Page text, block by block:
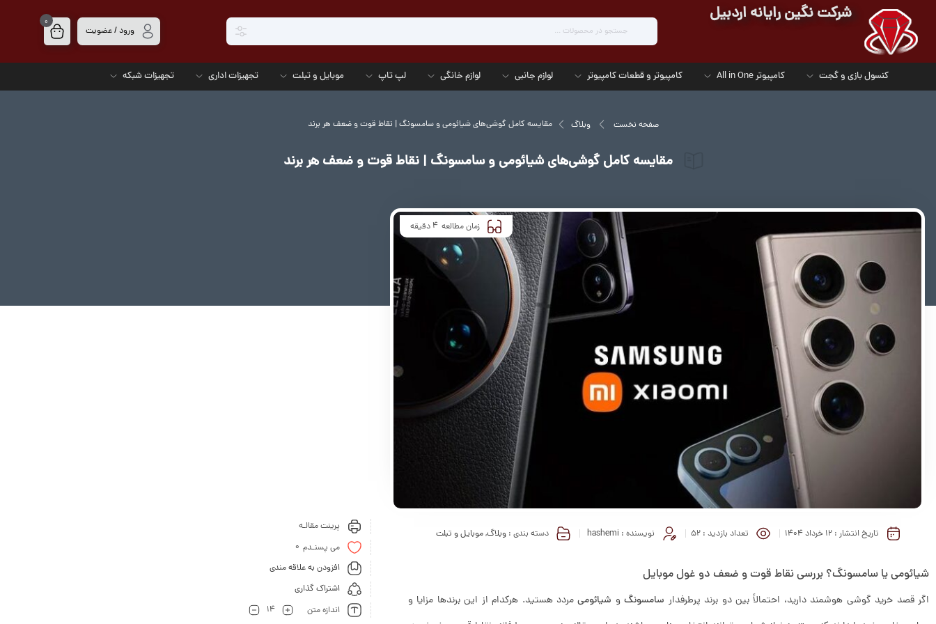
شرکت نگین رایانه اردبیل
ورود / عضویت
0
کنسول بازی و گجت کامپیوتر All in One کامپیوتر و قطعات کامپیوتر لوازم جانبی لوازم خانگی لپ تاپ موبایل و تبلت تجهیزات اداری تجهیزات شبکه
صفحه نخست وبلاگ مقایسه کامل گوشی‌های شیائومی و سامسونگ | نقاط قوت و ضعف هر برند
مقایسه کامل گوشی‌های شیائومی و سامسونگ | نقاط قوت و ضعف هر برند
زمان مطالعه 4 دقیقه
تاریخ انتشار : ۱۲ خرداد ۱۴۰۴ تعداد بازدید : 52 نویسنده : hashemi دسته بندی : وبلاگ,موبایل و تبلت
پرینت مقالـه
می پسنـدم 0
افزودن به علاقه مندی
اشتراک گذاری
اندازه متن
14
شیائومی یا سامسونگ؟ بررسی نقاط قوت و ضعف دو غول موبایل
اگر قصد خرید گوشی هوشمند دارید، احتمالاً بین دو برند پرطرفدار سامسونگو شیائومیمردد هستید. هرکدام از این برندها مزایا و